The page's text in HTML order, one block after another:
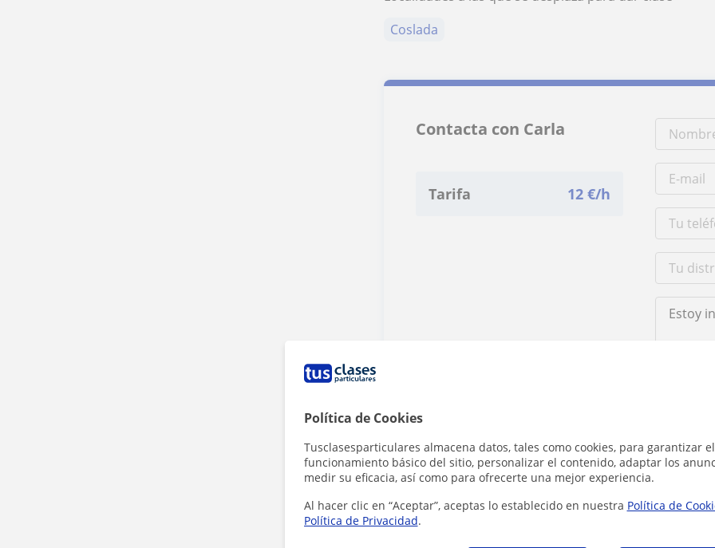
Política de Cookies
Tusclasesparticulares almacena datos, tales como cookies, para garantizar el
funcionamiento básico del sitio, personalizar el contenido, adaptar los
medir su eficacia, así como para ofrecerte una mejor experiencia.
Al hacer clic en “Aceptar”, aceptas lo establecido en nuestra Política de
Política de Privacidad.
Coslada
Contacta con Carla
Tarifa 12 €/h
¿Hay algún error en este perfil?